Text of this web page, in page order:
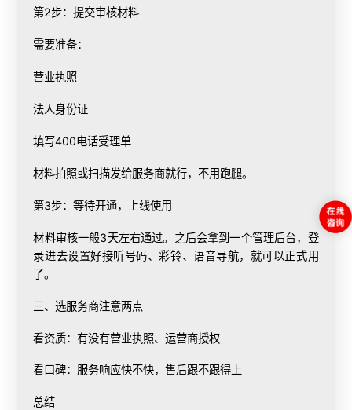
第2步：提交审核材料
需要准备：
营业执照
法人身份证
填写400电话受理单
材料拍照或扫描发给服务商就行，不用跑腿。
第3步：等待开通，上线使用
材料审核一般3天左右通过。之后会拿到一个管理后台，登
录进去设置好接听号码、彩铃、语音导航，就可以正式用
了。
三、选服务商注意两点
看资质：有没有营业执照、运营商授权
看口碑：服务响应快不快，售后跟不跟得上
总结